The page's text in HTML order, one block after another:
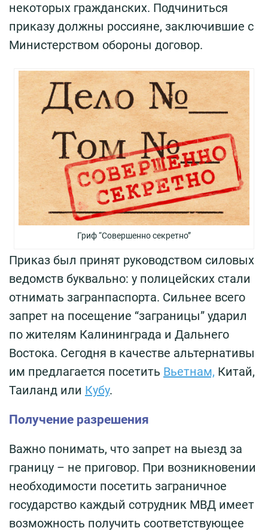
некоторых гражданских. Подчиниться
приказу должны россияне, заключившие с
Министерством обороны договор.
Гриф “Совершенно секретно”
Приказ был принят руководством силовых
ведомств буквально: у полицейских стали
отнимать загранпаспорта. Сильнее всего
запрет на посещение “заграницы” ударил
по жителям Калининграда и Дальнего
Востока. Сегодня в качестве альтернативы
им предлагается посетить Вьетнам, Китай,
Таиланд или Кубу.
Получение разрешения
Важно понимать, что запрет на выезд за
границу – не приговор. При возникновении
необходимости посетить заграничное
государство каждый сотрудник МВД имеет
возможность получить соответствующее